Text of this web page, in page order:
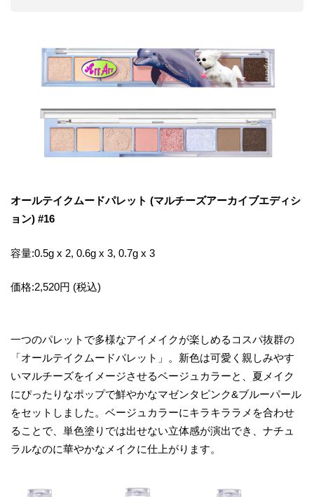
オールテイクムードパレット (マルチーズアーカイブエディシ
ョン) #16
容量:0.5g x 2, 0.6g x 3, 0.7g x 3
価格:2,520円 (税込)
一つのパレットで多様なアイメイクが楽しめるコスパ抜群の
「オールテイクムードパレット」。新色は可愛く親しみやす
いマルチーズをイメージさせるベージュカラーと、夏メイク
にぴったりなポップで鮮やかなマゼンタピンク&ブルーパール
をセットしました。ベージュカラーにキラキララメを合わせ
ることで、単色塗りでは出せない立体感が演出でき、ナチュ
ラルなのに華やかなメイクに仕上がります。